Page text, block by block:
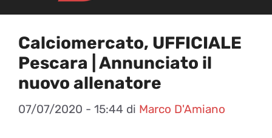
Calciomercato, UFFICIALE
Pescara | Annunciato il
nuovo allenatore
07/07/2020 - 15:44 di Marco D'Amiano